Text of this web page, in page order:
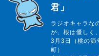
君」
ラジオキャラな
が、根は優しく
3月3日（桃の節
町）